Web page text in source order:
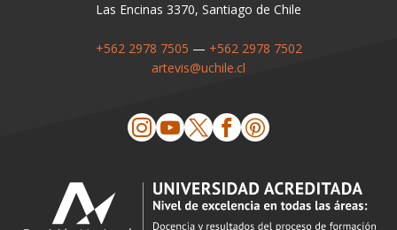
Las Encinas 3370, Santiago de Chile
+562 2978 7505 — +562 2978 7502
artevis@uchile.cl